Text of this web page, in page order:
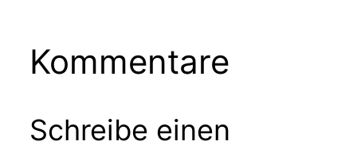
Kommentare
Schreibe einen